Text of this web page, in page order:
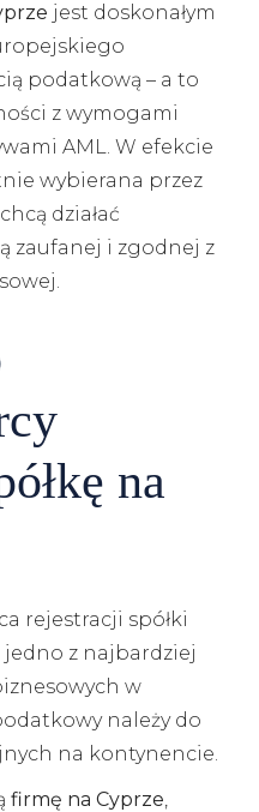
jest doskonałym
podatkową – a to
z wymogami
AML. W efekcie
wybierana przez
działać
zaufanej i zgodnej z
na
rejestracji spółki
jedno z najbardziej
w
należy do
na kontynencie.
firmę na Cyprze,